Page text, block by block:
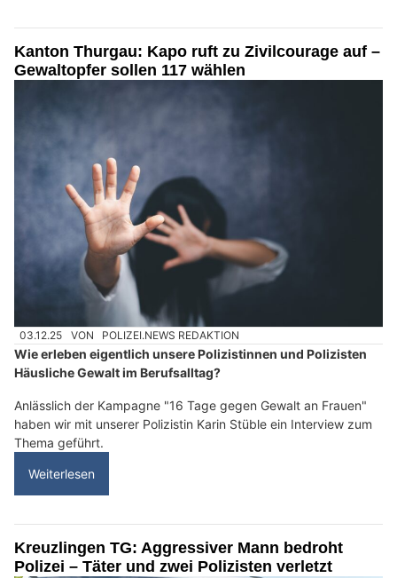
Kanton Thurgau: Kapo ruft zu Zivilcourage auf –
Gewaltopfer sollen 117 wählen
03.12.25 VON POLIZEI.NEWS REDAKTION
Wie erleben eigentlich unsere Polizistinnen und Polizisten
Häusliche Gewalt im Berufsalltag?
Anlässlich der Kampagne "16 Tage gegen Gewalt an Frauen"
haben wir mit unserer Polizistin Karin Stüble ein Interview zum
Thema geführt.
Weiterlesen
Kreuzlingen TG: Aggressiver Mann bedroht
Polizei – Täter und zwei Polizisten verletzt